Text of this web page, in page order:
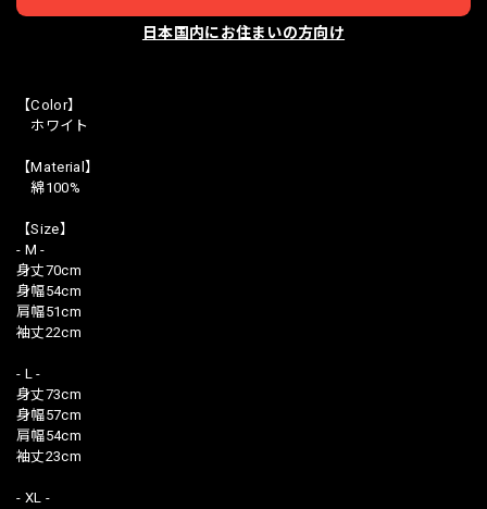
日本国内にお住まいの方向け
【Color】
ホワイト
【Material】
綿100%
【Size】
- M -
身丈70cm
身幅54cm
肩幅51cm
袖丈22cm
- L -
身丈73cm
身幅57cm
肩幅54cm
袖丈23cm
- XL -